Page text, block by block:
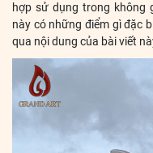
hợp sử dụng trong không
này có những điểm gì đặc
qua nội dung của bài viết